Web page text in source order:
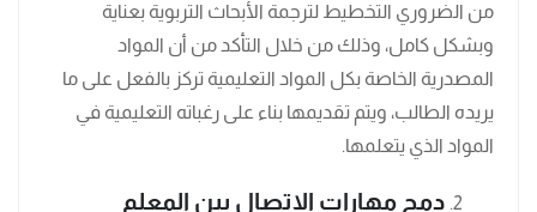
من الضروري التخطيط لترجمة الأبحاث التربوية بعناية
وبشكل كامل، وذلك من خلال التأكد من أن المواد
المصدرية الخاصة بكل المواد التعليمية تركز بالفعل على ما
يريده الطالب، ويتم تقديمها بناء على رغباته التعليمية في
المواد الذي يتعلمها.
دمج مهارات الاتصال بين المعلم